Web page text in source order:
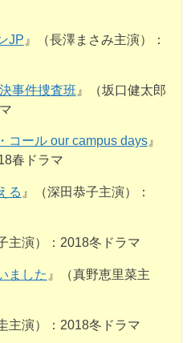
JP 』（長澤まさみ主演）：
事件捜査班 』（坂口健太郎
コール our campus days』
春ドラマ
る 』（深田恭子主演）：
主演）：2018冬ドラマ
ました 』（真野恵里菜主
主演）：2018冬ドラマ